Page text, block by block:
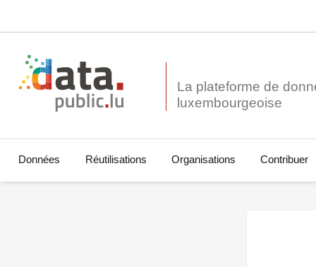
La plateforme de
Données Réutilisations Organisations Contribuer